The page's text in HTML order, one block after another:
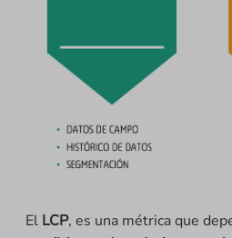
El LCP, es una métrica que